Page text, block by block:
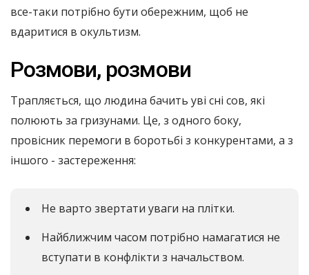
все-таки потрібно бути обережним, щоб не
вдаритися в окультизм.
Розмови, розмови
Трапляється, що людина бачить уві сні сов, які
полюють за гризунами. Це, з одного боку,
провісник перемоги в боротьбі з конкурентами, а з
іншого - застереження:
Не варто звертати уваги на плітки.
Найближчим часом потрібно намагатися не
вступати в конфлікти з начальством.